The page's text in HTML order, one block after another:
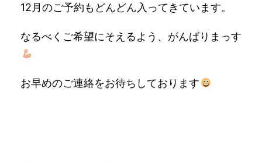
12月のご予約もどんどん入ってきています。
なるべくご希望にそえるよう、がんばりまっす
お早めのご連絡をお待ちしております